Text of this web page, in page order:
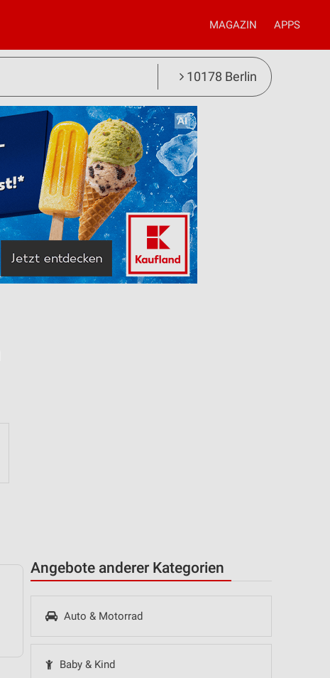
MAGAZIN APPS
10178 Berlin
Angebote anderer Kategorien
Auto & Motorrad
Baby & Kind